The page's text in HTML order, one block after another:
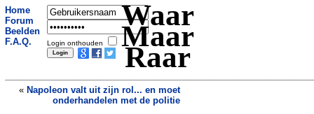
Home
Forum
Beelden
F.A.Q.
Login onthouden
Waar
Maar
Raar
« Napoleon valt uit zijn rol... en moet
onderhandelen met de politie